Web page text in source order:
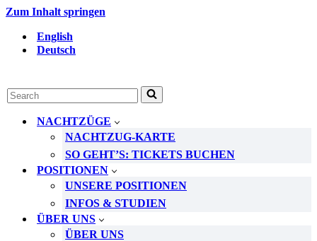
Zum Inhalt springen
English
Deutsch
Suchen
nach …
NACHTZÜGE
NACHTZUG-KARTE
SO GEHT’S: TICKETS BUCHEN
POSITIONEN
UNSERE POSITIONEN
INFOS & STUDIEN
ÜBER UNS
ÜBER UNS